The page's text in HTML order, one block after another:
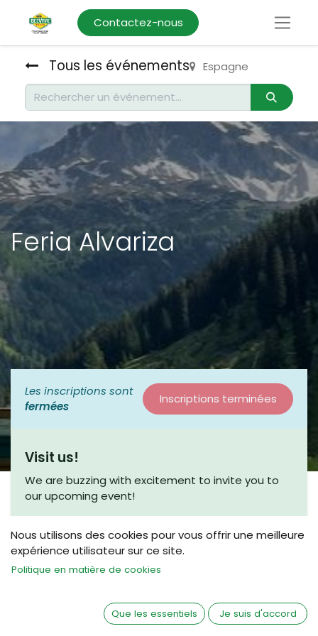
Contactez-nous
Tous les événements Espagne
Feria Alvariza
Les inscriptions sont
fermées
Inscriptions terminées
Visit us!
We are buzzing with excitement to invite you to
our upcoming event!
fellow enthusiasts and engage in meaningful
discussions. Join us for a coffee chat, where we
can share insights and explore new ideas in a
Whether you’re a seasoned beekeeper or just
beginning your journey, we would love to have you
Nous utilisons des cookies pour vous offrir une meilleure
expérience utilisateur sur ce site.
Politique en matière de cookies
Que les essentiels Je suis d'accord